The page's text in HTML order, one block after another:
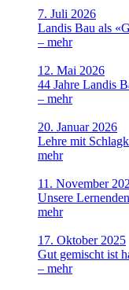
7. Juli 2026
Landis Bau als
– mehr
12. Mai 2026
44 Jahre Landis
– mehr
20. Januar 2026
Lehre mit
mehr
11. November
Unsere
mehr
17. Oktober 2025
Gut gemischt ist
– mehr